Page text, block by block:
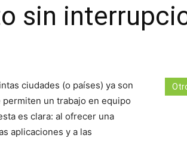
sin
ciudades (o países) ya son
un trabajo en equipo
es clara: al ofrecer una
aplicaciones y a las